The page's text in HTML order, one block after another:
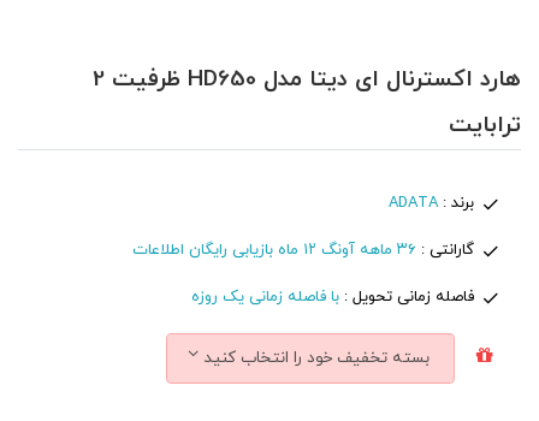
هارد اکسترنال ای دیتا مدل HD650 ظرفیت 2
ترابایت
برند :ADATA
گارانتی : ۳۶ ماهه آونگ ۱۲ ماه بازیابی رایگان اطلاعات
فاصله زمانی تحویل : با فاصله زمانی یک روزه
بسته تخفیف خود را انتخاب کنید